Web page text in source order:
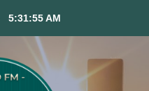
5:31:56 AM